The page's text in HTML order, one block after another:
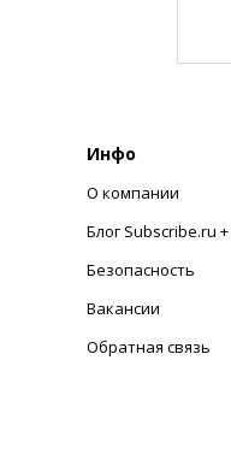
Инфо
О компании
Блог Subscribe.ru +
Безопасность
Вакансии
Обратная связь